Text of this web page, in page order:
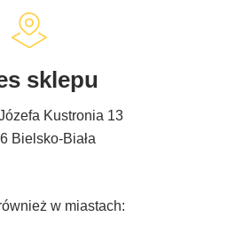
sklepu
Kustronia 13
Bielsko-Biała
w miastach: